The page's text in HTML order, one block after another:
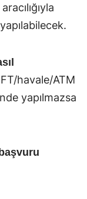
havale/ATM
yapılmazsa